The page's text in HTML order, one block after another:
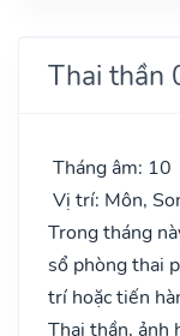
Thai thần
Tháng âm: 10
Vị trí: Môn,
Trong tháng
sổ phòng thai
trí hoặc tiến
Thai thần, ảnh